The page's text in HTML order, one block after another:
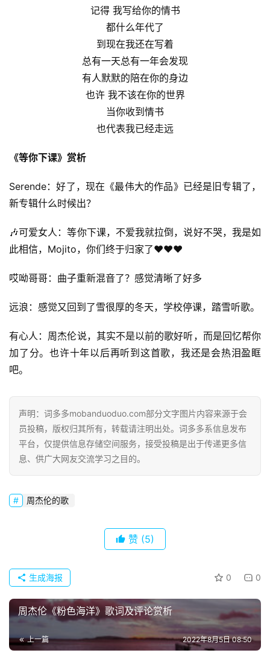
经
典
歌
词
记得 我写给你的情书
都什么年代了
到现在我还在写着
总有一天总有一年会发现
有人默默的陪在你的身边
也许 我不该在你的世界
当你收到情书
也代表我已经走远
《等你下课》赏析
Serende：好了，现在《最伟大的作品》已经是旧专辑了，
新专辑什么时候出？
🎶可爱女人：等你下课，不爱我就拉倒，说好不哭，我是如
此相信，Mojito，你们终于归家了❤️❤️❤️
哎呦哥哥：曲子重新混音了？感觉清晰了好多
远浪：感觉又回到了雪很厚的冬天，学校停课，踏雪听歌。
有心人：周杰伦说，其实不是以前的歌好听，而是回忆帮你
加了分。也许十年以后再听到这首歌，我还是会热泪盈眶
吧。
声明：词多多mobanduoduo.com部分文字图片内容来源于会
员投稿，版权归其所有，转载请注明出处。词多多系信息发布
平台，仅提供信息存储空间服务，接受投稿是出于传递更多信
息、供广大网友交流学习之目的。
周杰伦的歌
赞 (5)
0 0
生成海报
周杰伦《粉色海洋》歌词及评论赏析
上一篇 2022年8月5日 08:50